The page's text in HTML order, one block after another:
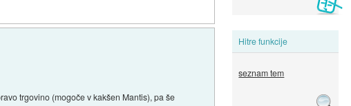
Hitre funkcije
seznam tem
trgovino (mogoče v kakšen Mantis), pa še